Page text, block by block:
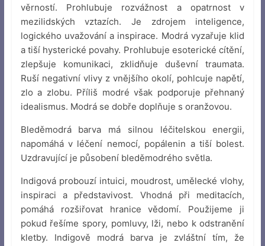
věrností. Prohlubuje rozvážnost a opatrnost v
mezilidských vztazích. Je zdrojem inteligence,
logického uvažování a inspirace. Modrá vyzařuje klid
a tiší hysterické povahy. Prohlubuje esoterické cítění,
zlepšuje komunikaci, zklidňuje duševní traumata.
Ruší negativní vlivy z vnějšího okolí, pohlcuje napětí,
zlo a zlobu. Příliš modré však podporuje přehnaný
idealismus. Modrá se dobře doplňuje s oranžovou.
Bleděmodrá barva má silnou léčitelskou energii,
napomáhá v léčení nemocí, popálenin a tiší bolest.
Uzdravující je působení bleděmodrého světla.
Indigová probouzí intuici, moudrost, umělecké vlohy,
inspiraci a představivost. Vhodná při meditacích,
pomáhá rozšiřovat hranice vědomí. Použijeme ji
pokud řešíme spory, pomluvy, lži, nebo k odstranění
kletby. Indigově modrá barva je zvláštní tím, že